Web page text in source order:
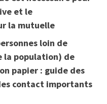
et le
la mutuelle
loin de
la population) de
papier : guide des
contact importants